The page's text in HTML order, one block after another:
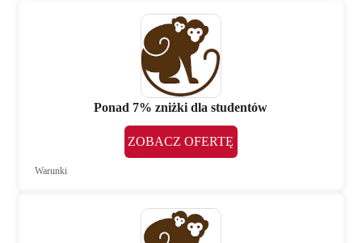
Ponad 7% zniżki dla studentów
ZOBACZ OFERTĘ
Warunki